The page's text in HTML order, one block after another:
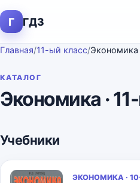
Г ГДЗ
Главная/11-ый класс/Экономика
КАТАЛОГ
Экономика ·
Учебники
ЭКОНОМИКА ·